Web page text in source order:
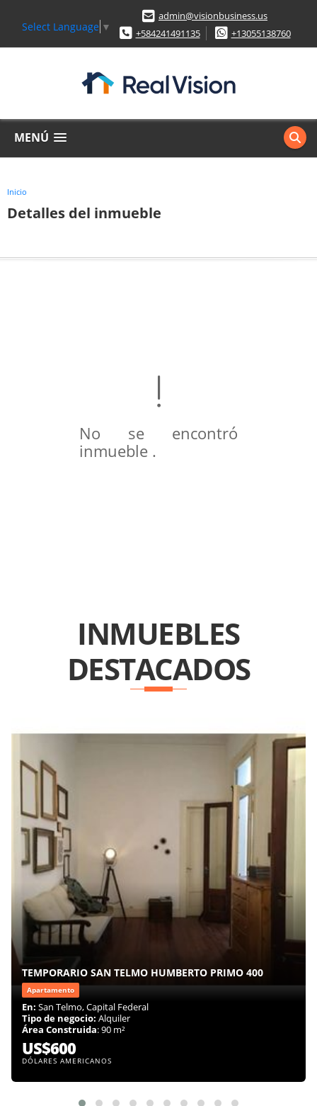
Select Language ▼
admin@visionbusiness.us
+584241491135
+13055138760
MENÚ
Inicio
Detalles del inmueble
No se encontró
inmueble .
INMUEBLES
DESTACADOS
TEMPORARIO SAN TELMO HUMBERTO PRIMO 400
Apartamento
En: San Telmo, Capital Federal
Tipo de negocio: Alquiler
Área Construida: 90 m²
US$600
DÓLARES AMERICANOS